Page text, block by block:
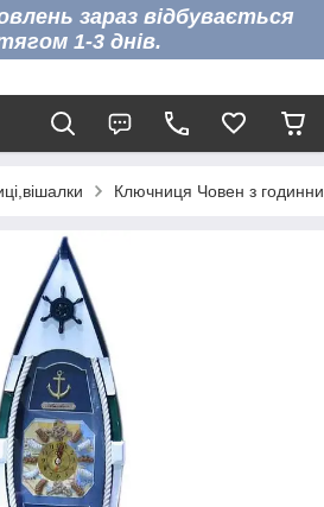
зараз відбувається
1-3 днів.
Ключниця Човен з